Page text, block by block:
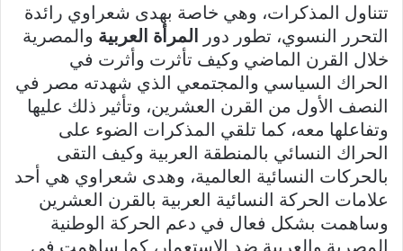
تتناول المذكرات، وهي خاصة بهدى شعراوي رائدة
التحرر النسوي، تطور دور
المرأة العربية والمصرية
خلال القرن الماضي وكيف تأثرت وأثرت في
الحراك السياسي والمجتمعي الذي شهدته مصر في
النصف الأول من القرن العشرين، وتأثير ذلك عليها
وتفاعلها معه، كما تلقي المذكرات الضوء على
الحراك النسائي بالمنطقة العربية وكيف التقى
بالحركات النسائية العالمية، وهدى شعراوي هي أحد
علامات الحركة النسائية العربية بالقرن العشرين
وساهمت بشكل فعال في دعم الحركة الوطنية
المصرية والعربية ضد الاستعمار، كما ساهمت في